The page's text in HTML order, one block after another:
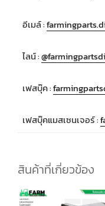
อีเมล์ :
ไลน์ :
เฟสบุ๊ค :
เฟสบุ๊คแมสเซนเจอร์ :
สินค้าที่เกี่ยวข้อง